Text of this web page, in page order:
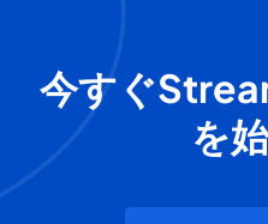
今すぐ
を